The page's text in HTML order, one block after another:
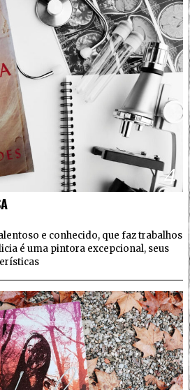
4
e conhecido, que faz trabalhos
é uma pintora excepcional, seus